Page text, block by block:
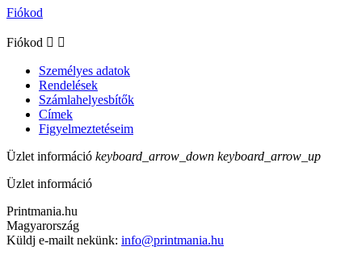
Fiókod
Fiókod  
Személyes adatok
Rendelések
Számlahelyesbítők
Címek
Figyelmeztetéseim
Üzlet információ keyboard_arrow_down keyboard_arrow_up
Üzlet információ
Printmania.hu
Magyarország
Küldj e-mailt nekünk: info@printmania.hu